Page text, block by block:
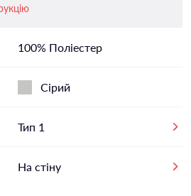
100% Поліестер
Сірий
Тип 1
На стіну